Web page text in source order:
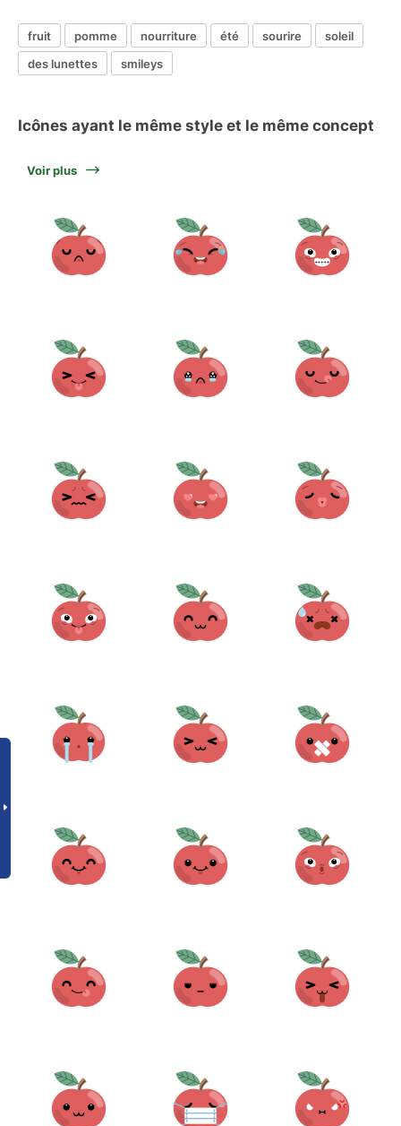
fruit pomme nourriture été sourire
soleil
des lunettes
smileys
Icônes ayant le même style et le même concept
Voir plus